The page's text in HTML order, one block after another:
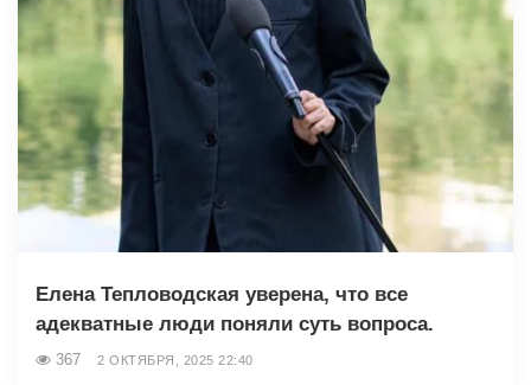
Елена Тепловодская уверена, что все
адекватные люди поняли суть вопроса.
367 2 ОКТЯБРЯ, 2025 22:40